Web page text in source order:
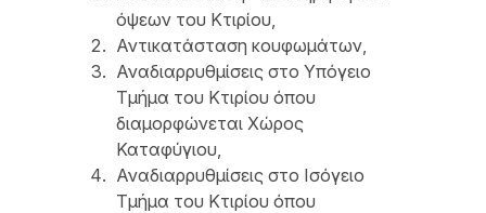
όψεων του Κτιρίου,
Αντικατάσταση κουφωμάτων,
Αναδιαρρυθμίσεις στο Υπόγειο
Τμήμα του Κτιρίου όπου
διαμορφώνεται Χώρος
Καταφύγιου,
Αναδιαρρυθμίσεις στο Ισόγειο
Τμήμα του Κτιρίου όπου